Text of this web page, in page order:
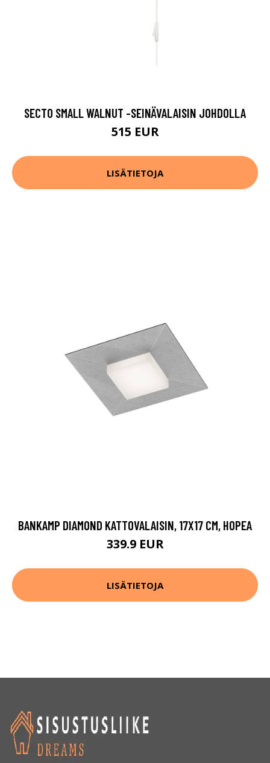
SECTO SMALL WALNUT -SEINÄVALAISIN JOHDOLLA
515 EUR
LISÄTIETOJA
BANKAMP DIAMOND KATTOVALAISIN, 17X17 CM, HOPEA
339.9 EUR
LISÄTIETOJA